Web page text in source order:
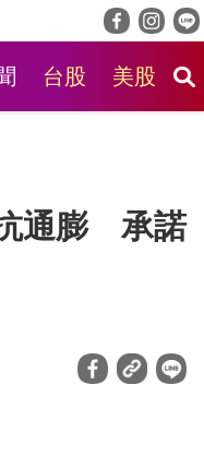
台股 美股
通膨 承諾